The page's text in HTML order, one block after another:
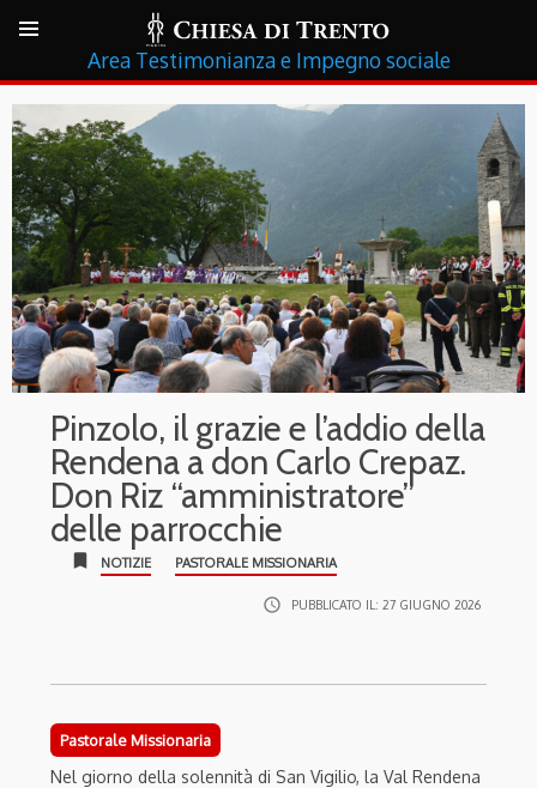
Testimonianza e Impegno sociale
Pinzolo, il grazie e l’addio della
Rendena a don Carlo Crepaz.
Don Riz “amministratore”
delle parrocchie
bookmark NOTIZIE PASTORALE MISSIONARIA
access_time PUBBLICATO IL: 27 GIUGNO 2026
Pastorale Missionaria
Nel giorno della solennità di San Vigilio, la Val Rendena